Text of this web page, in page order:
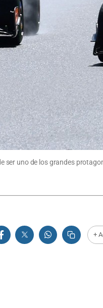
ser uno de los grandes
+